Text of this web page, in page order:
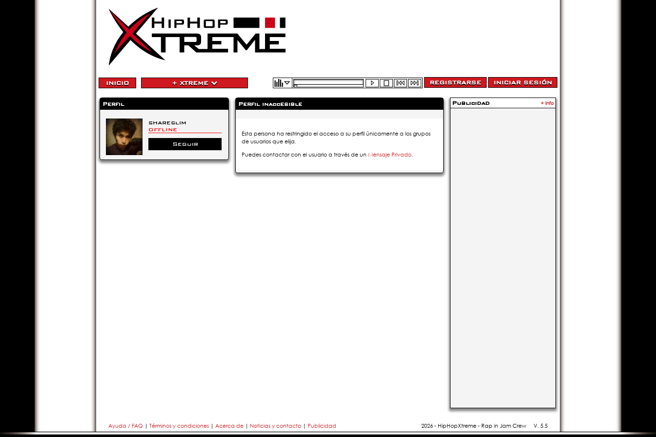
INICIO + XTREME
Perfil
shareslim
OFFLINE
Seguir
Perfil inaccesible
Esta persona ha restringido el acceso a su perfil únicamente a los grupos
de usuarios que elija.
Puedes contactar con el usuario a través de un Mensaje Privado.
Publicidad + Info
Ayuda / FAQ | Términos y condiciones | Acerca de | Noticias y contacto | Publicidad V. 5.5
2026 - HipHopXtreme - Rap in Jam Crew